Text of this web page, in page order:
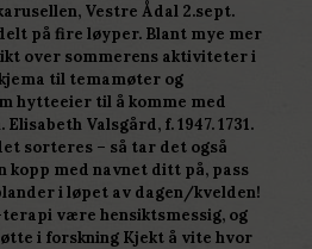
Vestre Ådal 2.sept.
på fire løyper. Blant mye mer
over sommerens aktiviteter i
til temamøter og
hytteeier til å komme med
Valsgård, f. 1947. 1731.
sorteres – så tar det også
kopp med navnet ditt på, pass
i løpet av dagen/kvelden!
være hensiktsmessig, og
i forskning Kjekt å vite hvor